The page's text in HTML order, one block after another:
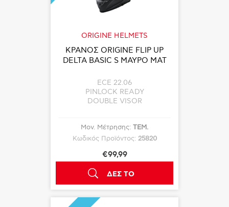
ORIGINE HELMETS
ΚΡΑΝΟΣ ORIGINE FLIP UP
DELTA BASIC S ΜΑΥΡΟ ΜΑΤ
ECE 22.06
PINLOCK READY
DOUBLE VISOR
Μον. Μέτρησης: ΤΕΜ.
Κωδικός Προϊόντος: 25820
€99,99
ΔΕΣ ΤΟ